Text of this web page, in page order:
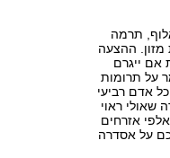
תרמה
מזון. ההצעה
אם ייגרם
על תרומות
אדם רביעי
שאולי ראוי
אזרחים
על אסדרה